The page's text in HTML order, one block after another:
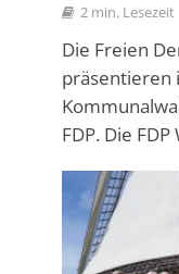
2 min. Lesezeit
Die Freien
präsentieren
FDP. Die